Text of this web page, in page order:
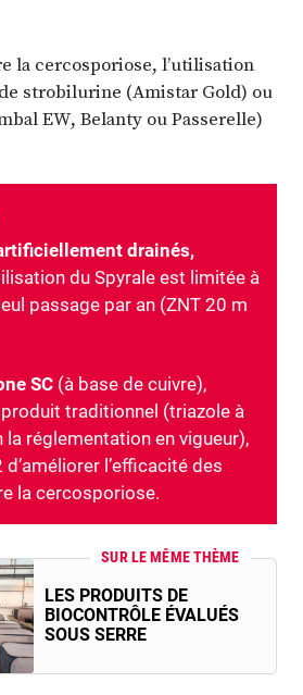
la cercosporiose, l’utilisation
strobilurine (Amistar Gold) ou
EW, Belanty ou Passerelle)
drainés,
du Spyrale est limitée à
passage par an (ZNT 20 m
SC (à base de cuivre),
traditionnel (triazole à
la réglementation en vigueur),
l’efficacité des
la cercosporiose.
SUR LE MÊME THÈME
LES PRODUITS DE
BIOCONTRÔLE ÉVALUÉS
SOUS SERRE